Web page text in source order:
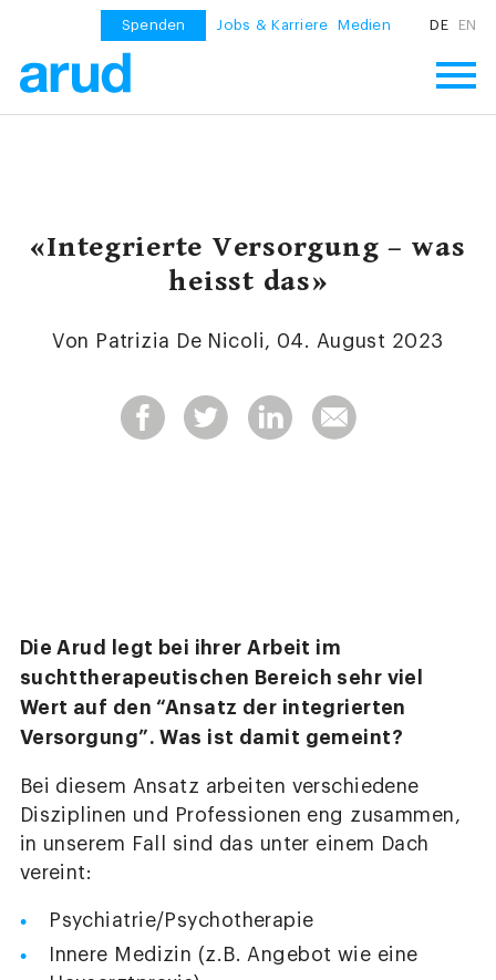
Spenden Jobs & Karriere Medien DE EN
«Integrierte Versorgung – was
heisst das»
Von Patrizia De Nicoli, 04. August 2023
Die Arud legt bei ihrer Arbeit im
suchttherapeutischen Bereich sehr viel
Wert auf den “Ansatz der integrierten
Versorgung”. Was ist damit gemeint?
Bei diesem Ansatz arbeiten verschiedene
Disziplinen und Professionen eng zusammen,
in unserem Fall sind das unter einem Dach
vereint:
Psychiatrie/Psychotherapie
Innere Medizin (z.B. Angebot wie eine